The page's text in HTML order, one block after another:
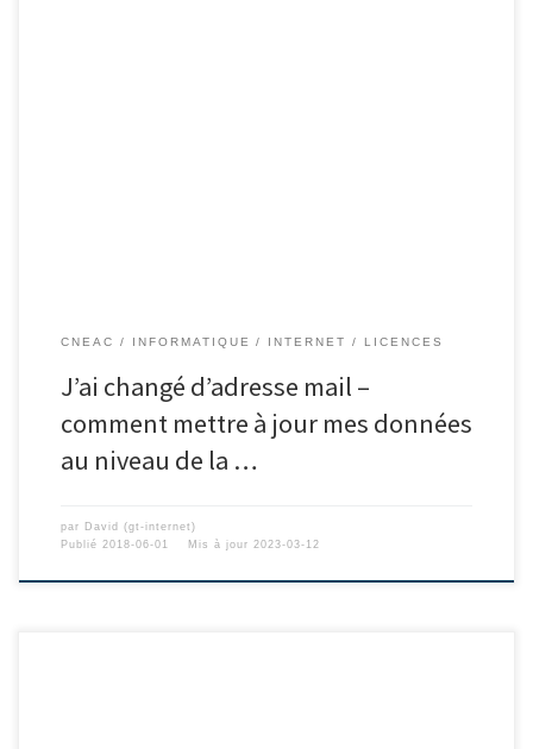
CNEAC INFORMATIQUE INTERNET LICENCES
J’ai changé d’adresse mail –
comment mettre à jour mes données
au niveau de la …
par David (gt-internet)
Publié 2018-06-01 Mis à jour 2023-03-12